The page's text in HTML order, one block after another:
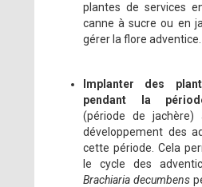
plantes de services
canne à sucre ou en
gérer la flore adventice.
Implanter des
pendant la
(période de
développement des
cette période. Cela
le cycle des
Brachiaria decumbens